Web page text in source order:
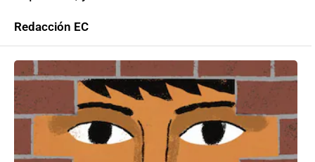
Redacción EC